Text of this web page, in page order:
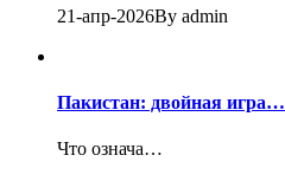
21-апр-2026By admin
Пакистан: двойная игра…
Что означа…